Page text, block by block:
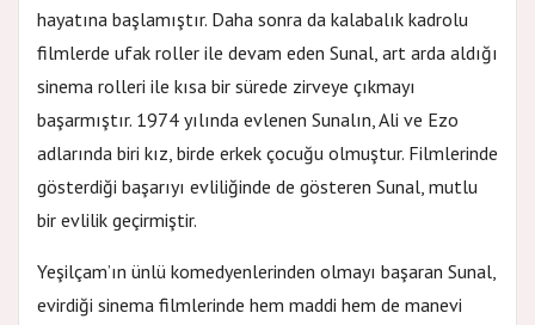
hayatına başlamıştır. Daha sonra da kalabalık kadrolu
filmlerde ufak roller ile devam eden Sunal, art arda aldığı
sinema rolleri ile kısa bir sürede zirveye çıkmayı
başarmıştır. 1974 yılında evlenen Sunalın, Ali ve Ezo
adlarında biri kız, birde erkek çocuğu olmuştur. Filmlerinde
gösterdiği başarıyı evliliğinde de gösteren Sunal, mutlu
bir evlilik geçirmiştir.
Yeşilçam’ın ünlü komedyenlerinden olmayı başaran Sunal,
evirdiği sinema filmlerinde hem maddi hem de manevi